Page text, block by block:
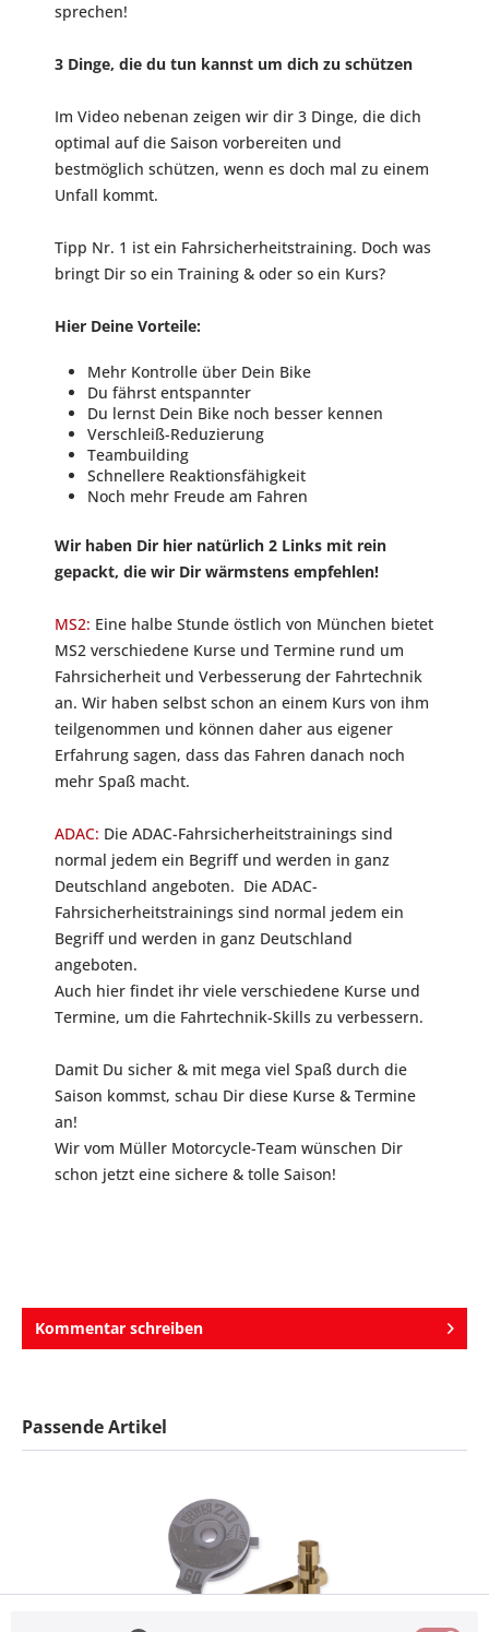
sprechen!
3 Dinge, die du tun kannst um dich zu schützen
Im Video nebenan zeigen wir dir 3 Dinge, die dich
optimal auf die Saison vorbereiten und
bestmöglich schützen, wenn es doch mal zu einem
Unfall kommt.
Tipp Nr. 1 ist ein Fahrsicherheitstraining. Doch was
bringt Dir so ein Training & oder so ein Kurs?
Hier Deine Vorteile:
Mehr Kontrolle über Dein Bike
Du fährst entspannter
Du lernst Dein Bike noch besser kennen
Verschleiß-Reduzierung
Teambuilding
Schnellere Reaktionsfähigkeit
Noch mehr Freude am Fahren
Wir haben Dir hier natürlich 2 Links mit rein
gepackt, die wir Dir wärmstens empfehlen!
MS2: Eine halbe Stunde östlich von München bietet
MS2 verschiedene Kurse und Termine rund um
Fahrsicherheit und Verbesserung der Fahrtechnik
an. Wir haben selbst schon an einem Kurs von ihm
teilgenommen und können daher aus eigener
Erfahrung sagen, dass das Fahren danach noch
mehr Spaß macht.
ADAC: Die ADAC-Fahrsicherheitstrainings sind
normal jedem ein Begriff und werden in ganz
Deutschland angeboten. Die ADAC-
Fahrsicherheitstrainings sind normal jedem ein
Begriff und werden in ganz Deutschland
angeboten.
Auch hier findet ihr viele verschiedene Kurse und
Termine, um die Fahrtechnik-Skills zu verbessern.
Damit Du sicher & mit mega viel Spaß durch die
Saison kommst, schau Dir diese Kurse & Termine
an!
Wir vom Müller Motorcycle-Team wünschen Dir
schon jetzt eine sichere & tolle Saison!
Kommentar schreiben
Passende Artikel